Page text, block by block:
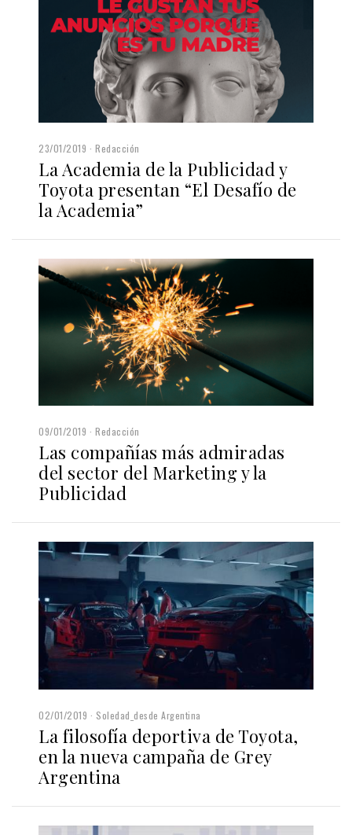
23/01/2019 Redacción
La Academia de la Publicidad y
Toyota presentan “El Desafío de
la Academia”
09/01/2019 Redacción
Las compañías más admiradas
del sector del Marketing y la
Publicidad
02/01/2019 Soledad_desde Argentina
La filosofía deportiva de Toyota,
en la nueva campaña de Grey
Argentina